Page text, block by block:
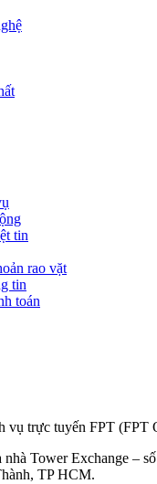
tin
rao vặt
tin
toán
vụ trực tuyến FPT (FPT
Tower Exchange –
TP HCM.